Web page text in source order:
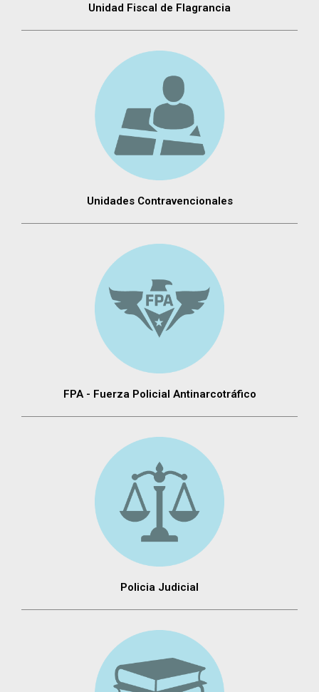
Unidad Fiscal de Flagrancia
Unidades Contravencionales
FPA - Fuerza Policial Antinarcotráfico
Policia Judicial